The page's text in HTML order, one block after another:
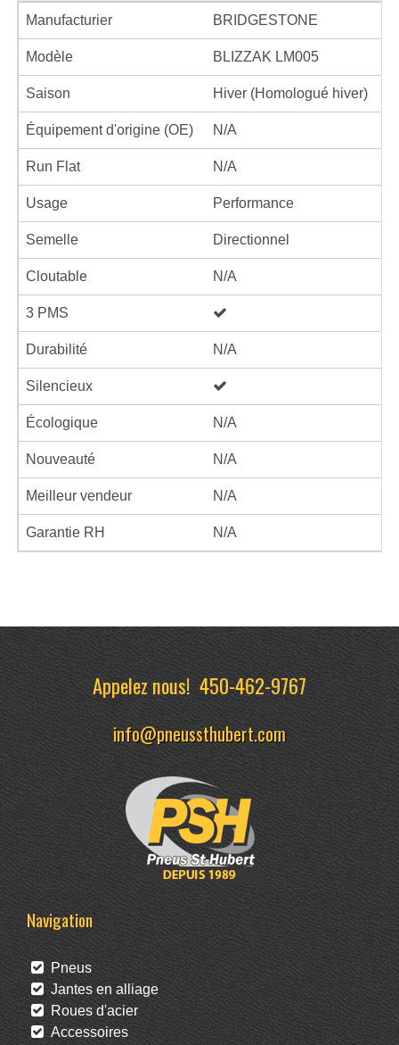
Manufacturier BRIDGESTONE
Modèle BLIZZAK LM005
Saison Hiver (Homologué hiver)
Équipement d'origine (OE) N/A
Run Flat N/A
Usage Performance
Semelle Directionnel
Cloutable N/A
3 PMS
Durabilité N/A
Silencieux
Écologique N/A
Nouveauté N/A
Meilleur vendeur N/A
Garantie RH N/A
Appelez nous!450-462-9767
info@pneussthubert.com
Navigation
Pneus
Jantes en alliage
Roues d'acier
Accessoires